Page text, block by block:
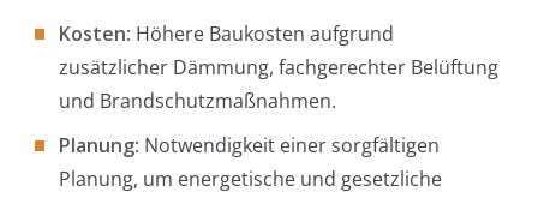
Kosten: Höhere Baukosten aufgrund
zusätzlicher Dämmung, fachgerechter Belüftung
und Brandschutzmaßnahmen.
Planung: Notwendigkeit einer sorgfältigen
Planung, um energetische und gesetzliche